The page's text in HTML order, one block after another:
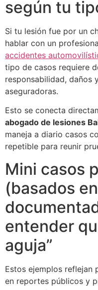
según tu
Si tu lesión fue por un
hablar con un
accidentes
tipo de casos requiere
responsabilidad, daños
aseguradoras.
Esto se conecta
abogado de lesiones
maneja a diario casos
repetible para reunir
Mini casos
(basados
entender
aguja”
Estos ejemplos reflejan
en reportes públicos y